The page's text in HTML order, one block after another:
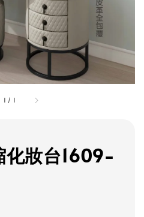
1 / 1
化妝台1609-